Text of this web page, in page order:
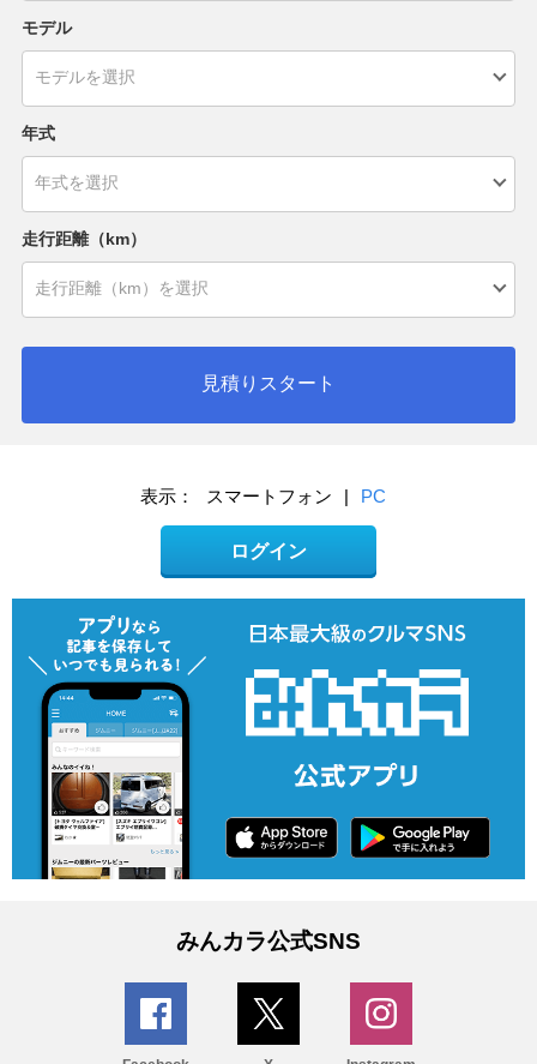
モデル
年式
走行距離（km）
見積りスタート
表示： スマートフォン | PC
ログイン
みんカラ公式SNS